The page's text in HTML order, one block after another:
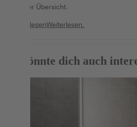
unserer Übersicht.
WeiterlesenWeiterlesen.
Das könnte dich auch